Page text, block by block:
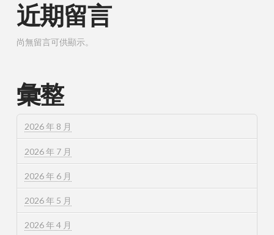
近期留言
尚無留言可供顯示。
彙整
2026 年 8 月
2026 年 7 月
2026 年 6 月
2026 年 5 月
2026 年 4 月